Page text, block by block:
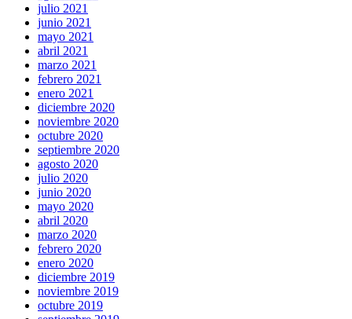
julio 2021
junio 2021
mayo 2021
abril 2021
marzo 2021
febrero 2021
enero 2021
diciembre 2020
noviembre 2020
octubre 2020
septiembre 2020
agosto 2020
julio 2020
junio 2020
mayo 2020
abril 2020
marzo 2020
febrero 2020
enero 2020
diciembre 2019
noviembre 2019
octubre 2019